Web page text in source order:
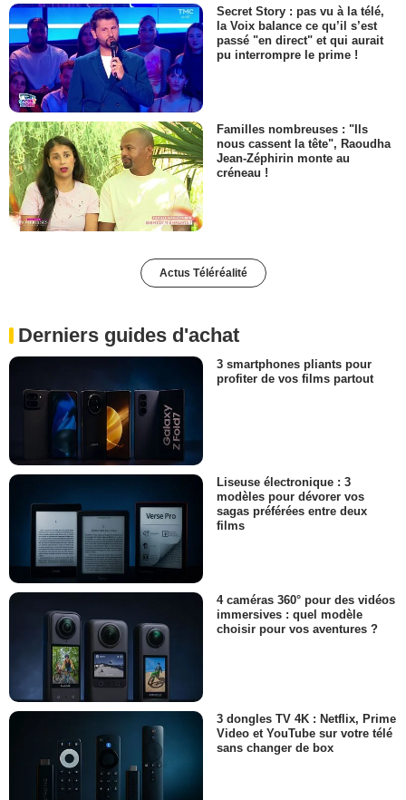
Secret Story : pas vu à la télé,
la Voix balance ce qu’il s’est
passé "en direct" et qui aurait
pu interrompre le prime !
Familles nombreuses : "Ils
nous cassent la tête", Raoudha
Jean-Zéphirin monte au
créneau !
Actus Téléréalité
Derniers guides d'achat
3 smartphones pliants pour
profiter de vos films partout
Liseuse électronique : 3
modèles pour dévorer vos
sagas préférées entre deux
films
4 caméras 360° pour des vidéos
immersives : quel modèle
choisir pour vos aventures ?
3 dongles TV 4K : Netflix, Prime
Video et YouTube sur votre télé
sans changer de box